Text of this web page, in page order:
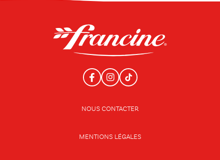
NOUS CONTACTER
MENTIONS LÉGALES